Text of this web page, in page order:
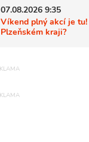
07.08.2026 9:35
Víkend plný akcí je
Plzeňském kraji?